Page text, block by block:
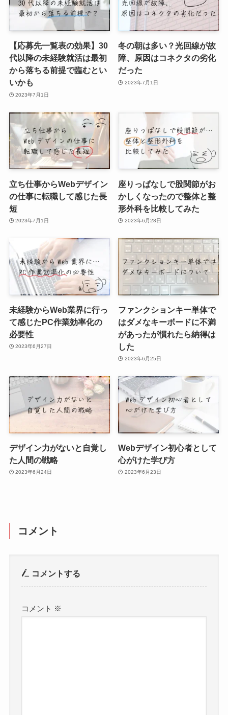
【応募先一覧表の効果】30
代以降の未経験就活は最初
から落ちる前提で臨むとい
いかも
2023年7月1日
冬の朝は多い？光回線が故
障、原因はコネクタの劣化
だった
2023年7月1日
立ち仕事からWebデザイン
の仕事に転職して感じた長
短
2023年7月1日
座りっぱなしで股関節がお
かしくなったので整体と整
形外科を比較してみた
2023年6月28日
未経験からWeb業界に行っ
て感じたPC作業効率化の
必要性
2023年6月27日
ファンクションキー単体で
はダメなキーボードに不満
があったが慣れたら納得は
した
2023年6月25日
デザイン力がないと自覚し
た人間の戦略
2023年6月24日
Webデザイン初心者として
心がけた学び方
2023年6月23日
コメント
コメントする
コメント ※